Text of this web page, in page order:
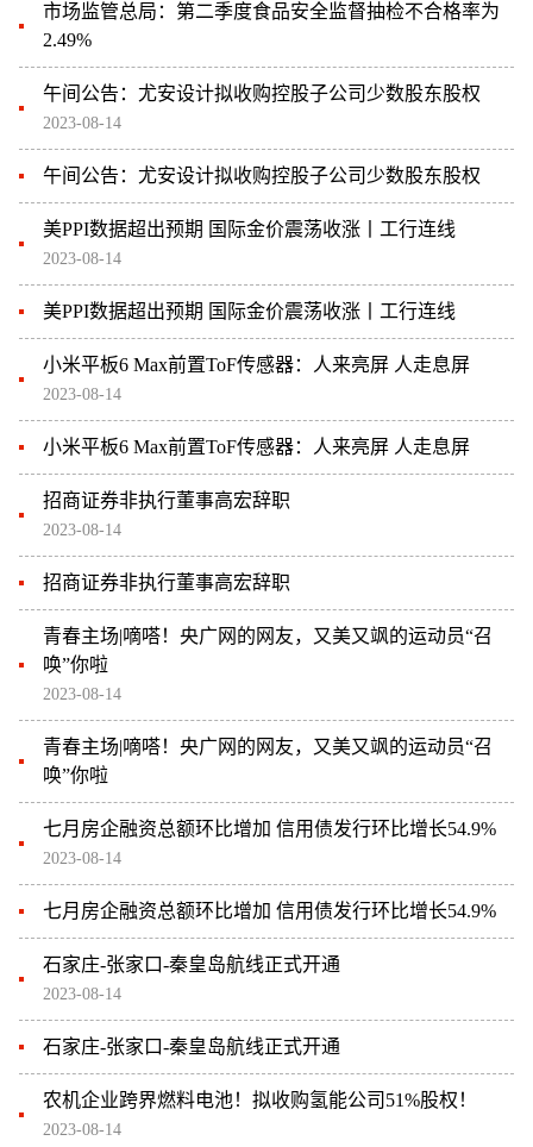
市场监管总局：第二季度食品安全监督抽检不合格率为
2.49%
午间公告：尤安设计拟收购控股子公司少数股东股权
2023-08-14
午间公告：尤安设计拟收购控股子公司少数股东股权
美PPI数据超出预期 国际金价震荡收涨丨工行连线
2023-08-14
美PPI数据超出预期 国际金价震荡收涨丨工行连线
小米平板6 Max前置ToF传感器：人来亮屏 人走息屏
2023-08-14
小米平板6 Max前置ToF传感器：人来亮屏 人走息屏
招商证券非执行董事高宏辞职
2023-08-14
招商证券非执行董事高宏辞职
青春主场|嘀嗒！央广网的网友，又美又飒的运动员“召
唤”你啦
2023-08-14
青春主场|嘀嗒！央广网的网友，又美又飒的运动员“召
唤”你啦
七月房企融资总额环比增加 信用债发行环比增长54.9%
2023-08-14
七月房企融资总额环比增加 信用债发行环比增长54.9%
石家庄-张家口-秦皇岛航线正式开通
2023-08-14
石家庄-张家口-秦皇岛航线正式开通
农机企业跨界燃料电池！拟收购氢能公司51%股权！
2023-08-14